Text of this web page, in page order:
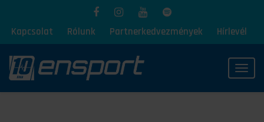
Kapcsolat Rólunk Partnerkedvezmények Hírlevél